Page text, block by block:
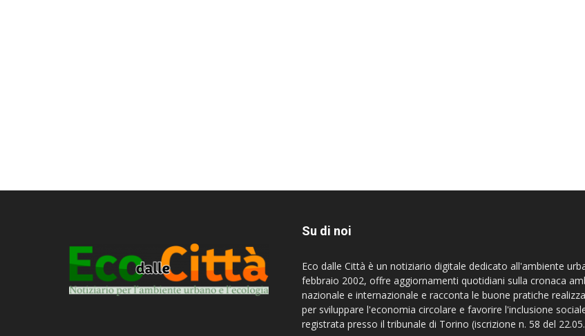
Su di noi
Eco dalle Città è un notiziario digitale dedicato all'ambiente
febbraio 2002, offre aggiornamenti quotidiani sulla cronaca
nazionale e internazionale e racconta le buone pratiche
per sviluppare l'economia circolare e favorire l'inclusione
registrata presso il tribunale di Torino (iscrizione n. 58 del